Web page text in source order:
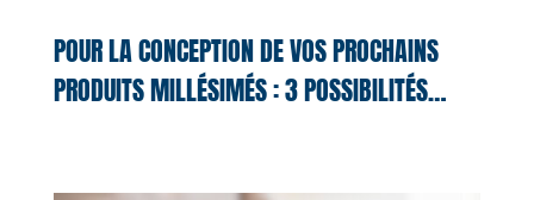
POUR LA CONCEPTION DE VOS PROCHAINS
PRODUITS MILLÉSIMÉS : 3 POSSIBILITÉS…